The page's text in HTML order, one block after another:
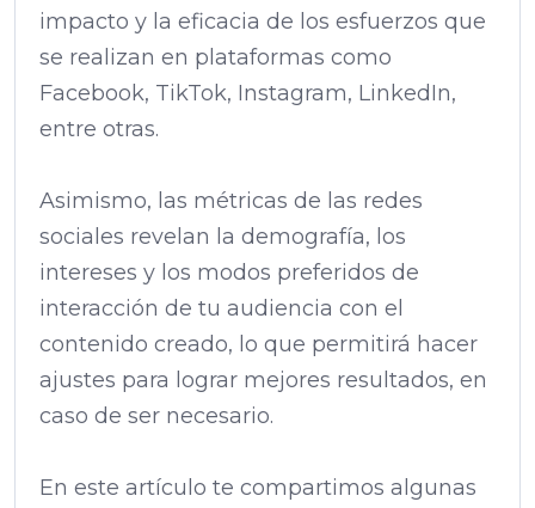
impacto y la eficacia de los esfuerzos que
se realizan en plataformas como
Facebook, TikTok, Instagram, LinkedIn,
entre otras.
Asimismo, las métricas de las redes
sociales revelan la demografía, los
intereses y los modos preferidos de
interacción de tu audiencia con el
contenido creado, lo que permitirá hacer
ajustes para lograr mejores resultados, en
caso de ser necesario.
En este artículo te compartimos algunas